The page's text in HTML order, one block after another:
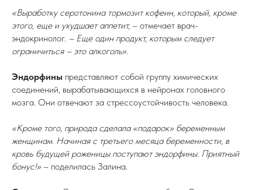
«Выработку серотонина тормозит кофеин, который, кроме
этого, еще и ухудшает аппетит, – отмечает врач-
эндокринолог. – Еще один продукт, которым следует
ограничиться – это алкоголь».
Эндорфины представляют собой группу химических
соединений, вырабатывающихся в нейронах головного
мозга. Они отвечают за стрессоустойчивость человека.
«Кроме того, природа сделала «подарок» беременным
женщинам. Начиная с третьего месяца беременности, в
кровь будущей роженицы поступают эндорфины. Приятный
бонус!» – поделилась Залина.